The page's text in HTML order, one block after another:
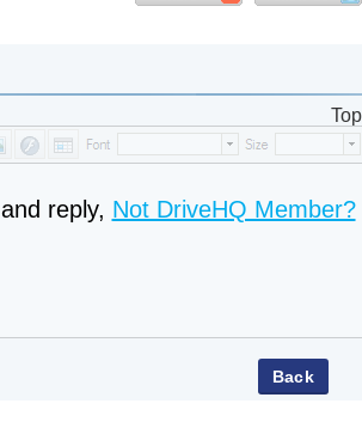
Top
and reply, Not DriveHQ Member?